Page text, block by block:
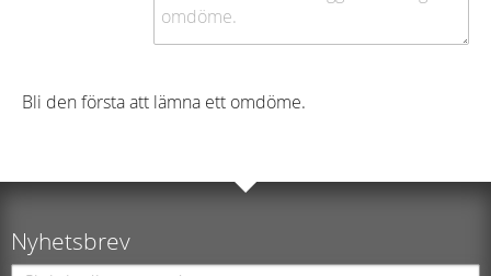
Bli den första att lämna ett omdöme.
Nyhetsbrev